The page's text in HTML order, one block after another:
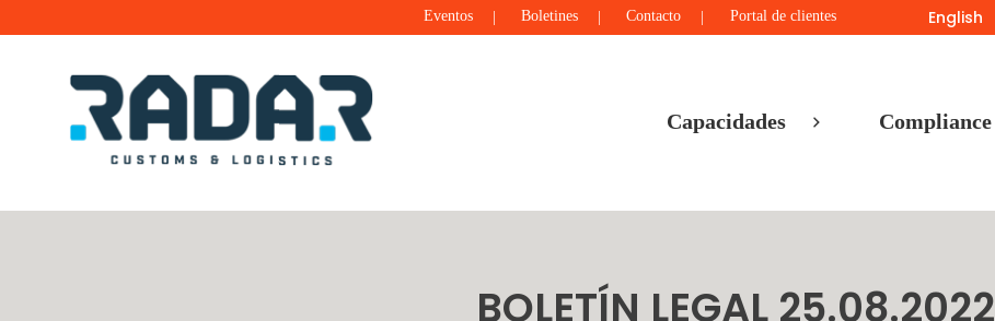
Eventos Boletines Contacto Portal de clientes English
Capacidades Compliance
BOLETÍN LEGAL 25.08.2022